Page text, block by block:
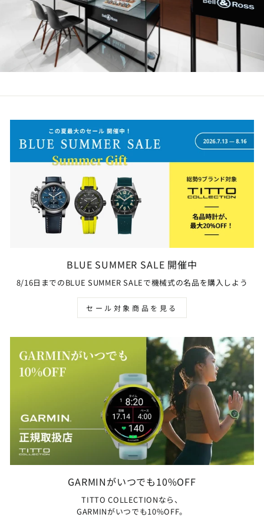
BLUE SUMMER SALE 開催中
8/16日までのBLUE SUMMER SALEで機械式の名品を購入しよう
セール対象商品を見る
GARMINがいつでも10%OFF
TITTO COLLECTIONなら、
GARMINがいつでも10%OFF。